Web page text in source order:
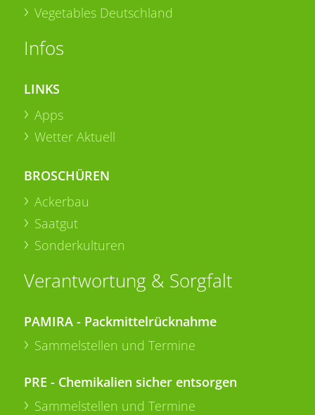
Vegetables Deutschland
Infos
LINKS
Apps
Wetter Aktuell
BROSCHÜREN
Ackerbau
Saatgut
Sonderkulturen
Verantwortung & Sorgfalt
PAMIRA - Packmittelrücknahme
Sammelstellen und Termine
PRE - Chemikalien sicher entsorgen
Sammelstellen und Termine